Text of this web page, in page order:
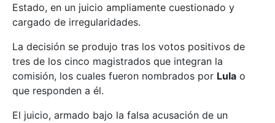
Estado, en un juicio ampliamente cuestionado y
cargado de irregularidades.
La decisión se produjo tras los votos positivos de
tres de los cinco magistrados que integran la
comisión, los cuales fueron nombrados por Lula o
que responden a él.
El juicio, armado bajo la falsa acusación de un